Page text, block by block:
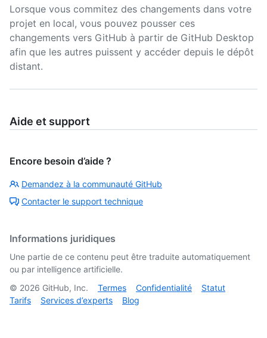
Lorsque vous commitez des changements dans votre
projet en local, vous pouvez pousser ces
changements vers GitHub à partir de GitHub Desktop
afin que les autres puissent y accéder depuis le dépôt
distant.
Aide et support
Encore besoin d’aide ?
Demandez à la communauté GitHub
Contacter le support technique
Informations juridiques
Une partie de ce contenu peut être traduite automatiquement
ou par intelligence artificielle.
© 2026 GitHub, Inc. Termes Confidentialité
Statut
Tarifs
Services d’experts Blog